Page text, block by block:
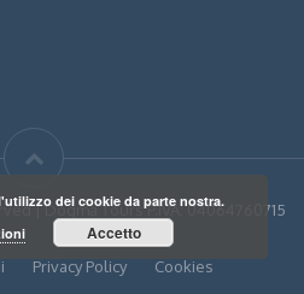
| Dogma Tours P.IVA: 04064760715
Privacy Policy Cookies
dei cookie da parte nostra.
Accetto